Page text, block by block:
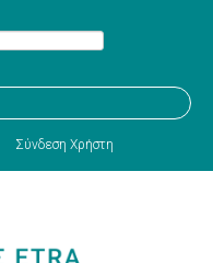
Σύνδεση Χρήστη